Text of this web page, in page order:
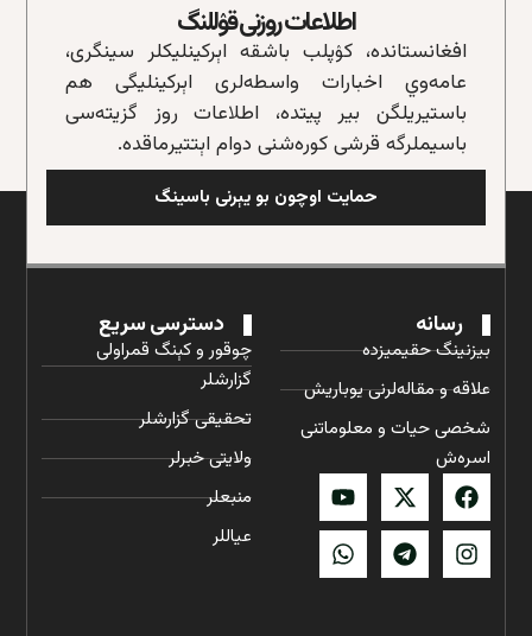
اطلاعات روزنی قۉللنگ
افغانستانده، کۉپلب باشقه‌ اېرکینلیکلر سینگری،
عامه‌وي اخبارات واسطه‌لری اېرکینلیگی هم
باستیریلگن بیر پیتده، اطلاعات روز گزیته‌سی
باسیملرگه قرشی کوره‌شنی دوام اېتتیرماقده.
حمایت اوچون بو یېرنی باسینگ
رسانه
بیزنینگ حقیمیزده
علاقه و مقاله‌لرنی یوباریش
شخصی حیات و معلوماتنی
اسره‌ش
دسترسی سریع
چوقور و کېنگ قمراولی
گزارشلر
تحقیقی گزارشلر
ولایتی خبرلر
منبعلر
عیاللر